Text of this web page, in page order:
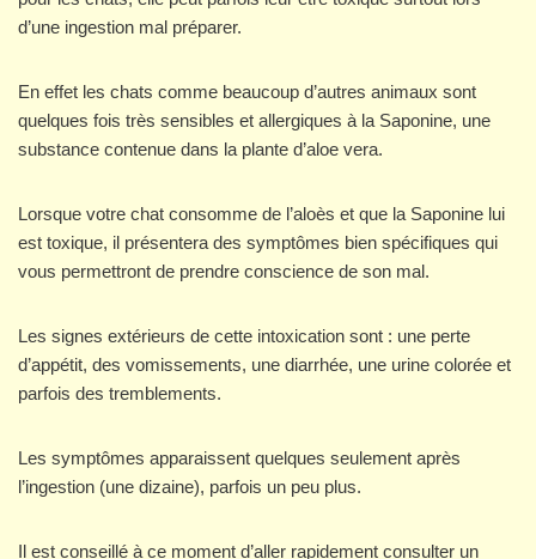
d’une ingestion mal préparer.
En effet les chats comme beaucoup d’autres animaux sont
quelques fois très sensibles et allergiques à la Saponine, une
substance contenue dans la plante d’aloe vera.
Lorsque votre chat consomme de l’aloès et que la Saponine lui
est toxique, il présentera des symptômes bien spécifiques qui
vous permettront de prendre conscience de son mal.
Les signes extérieurs de cette intoxication sont : une perte
d’appétit, des vomissements, une diarrhée, une urine colorée et
parfois des tremblements.
Les symptômes apparaissent quelques seulement après
l’ingestion (une dizaine), parfois un peu plus.
Il est conseillé à ce moment d’aller rapidement consulter un